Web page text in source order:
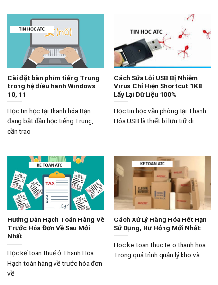
Cài đặt bàn phím tiếng Trung
trong hệ điều hành Windows
10, 11
Học tin học tại thanh hóa Bạn
đang bắt đầu học tiếng Trung,
cần trao
Cách Sửa Lỗi USB Bị Nhiễm
Virus Chỉ Hiện Shortcut 1KB
Lấy Lại Dữ Liệu 100%
Học tin học văn phòng tại Thanh
Hóa USB là thiết bị lưu trữ di
Hướng Dẫn Hạch Toán Hàng Về
Trước Hóa Đơn Về Sau Mới
Nhất
Học kế toán thuế ở Thanh Hóa
Hạch toán hàng về trước hóa đơn
về
Cách Xử Lý Hàng Hóa Hết Hạn
Sử Dụng, Hư Hỏng Mới Nhất:
Hoc ke toan thuc te o thanh hoa
Trong quá trình quản lý kho và